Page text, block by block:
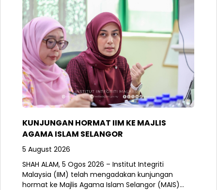
KUNJUNGAN HORMAT IIM KE MAJLIS
AGAMA ISLAM SELANGOR
5 August 2026
SHAH ALAM, 5 Ogos 2026 – Institut Integriti
Malaysia (IIM) telah mengadakan kunjungan
hormat ke Majlis Agama Islam Selangor (MAIS)...